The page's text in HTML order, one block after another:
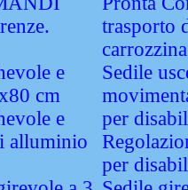
e
cm
e
alluminio
trasporto
carrozzina
Sedile
per
per